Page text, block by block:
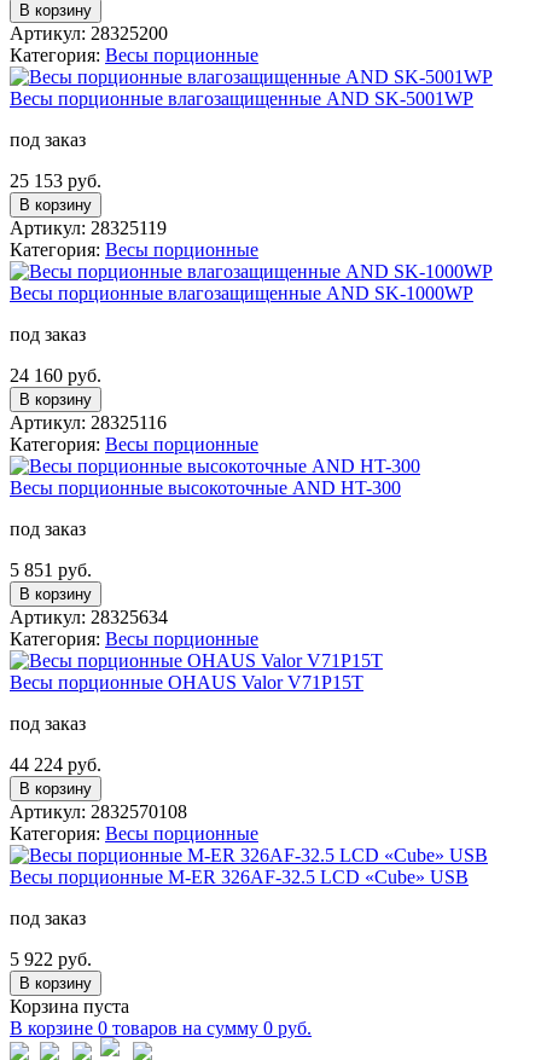
В корзину
Артикул: 28325200
Категория: Весы порционные
Вeсы порционные влагозащищенные AND SK-5001WP
под заказ
25 153 руб.
В корзину
Артикул: 28325119
Категория: Весы порционные
Вeсы порционные влагозащищенные AND SK-1000WP
под заказ
24 160 руб.
В корзину
Артикул: 28325116
Категория: Весы порционные
Вeсы порционные высокоточные AND HT-300
под заказ
5 851 руб.
В корзину
Артикул: 28325634
Категория: Весы порционные
Весы порционные OHAUS Valor V71P15T
под заказ
44 224 руб.
В корзину
Артикул: 2832570108
Категория: Весы порционные
Весы порционные M-ER 326AF-32.5 LCD «Cube»​​ USB
под заказ
5 922 руб.
В корзину
Корзина пуста
В корзине 0 товаров на сумму 0 руб.